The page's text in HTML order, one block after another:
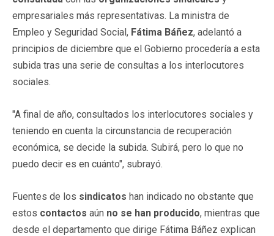
empresariales más representativas. La ministra de
Empleo y Seguridad Social, Fátima Báñez, adelantó a
principios de diciembre que el Gobierno procedería a esta
subida tras una serie de consultas a los interlocutores
sociales.
"A final de año, consultados los interlocutores sociales y
teniendo en cuenta la circunstancia de recuperación
económica, se decide la subida. Subirá, pero lo que no
puedo decir es en cuánto", subrayó.
Fuentes de los sindicatos han indicado no obstante que
estos contactos aún no se han producido, mientras que
desde el departamento que dirige Fátima Báñez explican